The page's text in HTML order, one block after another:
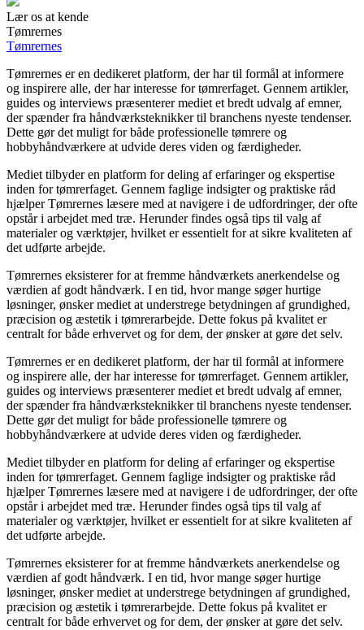
Lær os at kende
Tømrernes
Tømrernes
Tømrernes er en dedikeret platform, der har til formål at informere
og inspirere alle, der har interesse for tømrerfaget. Gennem artikler,
guides og interviews præsenterer mediet et bredt udvalg af emner,
der spænder fra håndværksteknikker til branchens nyeste tendenser.
Dette gør det muligt for både professionelle tømrere og
hobbyhåndværkere at udvide deres viden og færdigheder.
Mediet tilbyder en platform for deling af erfaringer og ekspertise
inden for tømrerfaget. Gennem faglige indsigter og praktiske råd
hjælper Tømrernes læsere med at navigere i de udfordringer, der ofte
opstår i arbejdet med træ. Herunder findes også tips til valg af
materialer og værktøjer, hvilket er essentielt for at sikre kvaliteten af
det udførte arbejde.
Tømrernes eksisterer for at fremme håndværkets anerkendelse og
værdien af godt håndværk. I en tid, hvor mange søger hurtige
løsninger, ønsker mediet at understrege betydningen af grundighed,
præcision og æstetik i tømrerarbejde. Dette fokus på kvalitet er
centralt for både erhvervet og for dem, der ønsker at gøre det selv.
Tømrernes er en dedikeret platform, der har til formål at informere
og inspirere alle, der har interesse for tømrerfaget. Gennem artikler,
guides og interviews præsenterer mediet et bredt udvalg af emner,
der spænder fra håndværksteknikker til branchens nyeste tendenser.
Dette gør det muligt for både professionelle tømrere og
hobbyhåndværkere at udvide deres viden og færdigheder.
Mediet tilbyder en platform for deling af erfaringer og ekspertise
inden for tømrerfaget. Gennem faglige indsigter og praktiske råd
hjælper Tømrernes læsere med at navigere i de udfordringer, der ofte
opstår i arbejdet med træ. Herunder findes også tips til valg af
materialer og værktøjer, hvilket er essentielt for at sikre kvaliteten af
det udførte arbejde.
Tømrernes eksisterer for at fremme håndværkets anerkendelse og
værdien af godt håndværk. I en tid, hvor mange søger hurtige
løsninger, ønsker mediet at understrege betydningen af grundighed,
præcision og æstetik i tømrerarbejde. Dette fokus på kvalitet er
centralt for både erhvervet og for dem, der ønsker at gøre det selv.